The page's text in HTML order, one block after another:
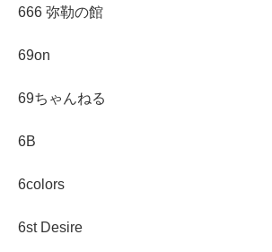
666 弥勒の館
69on
69ちゃんねる
6B
6colors
6st Desire